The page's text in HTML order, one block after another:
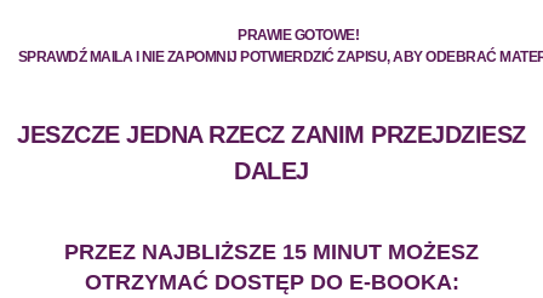
PRAWIE GOTOWE!
SPRAWDŹ MAILA I NIE ZAPOMNIJ POTWIERDZIĆ ZAPISU, ABY ODEBRAĆ
JESZCZE JEDNA RZECZ ZANIM PRZEJDZIESZ
DALEJ
PRZEZ NAJBLIŻSZE 15 MINUT MOŻESZ
OTRZYMAĆ DOSTĘP DO E-BOOKA: